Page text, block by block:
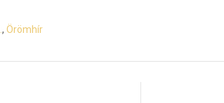
, Örömhír